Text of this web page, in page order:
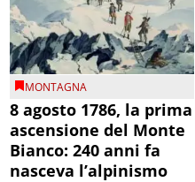
MONTAGNA
8 agosto 1786, la prima
ascensione del Monte
Bianco: 240 anni fa
nasceva l’alpinismo